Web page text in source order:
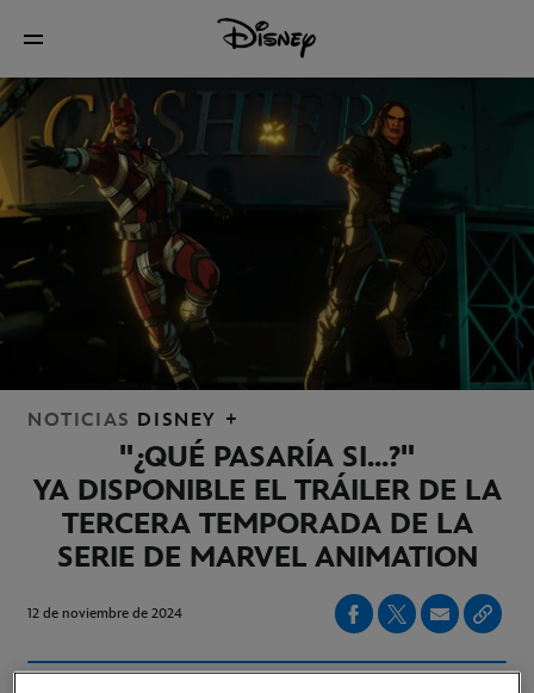
NOTICIAS DISNEY +
"¿QUÉ PASARÍA SI...?"
YA DISPONIBLE EL TRÁILER DE LA
TERCERA TEMPORADA DE LA
SERIE DE MARVEL ANIMATION
12 de noviembre de 2024